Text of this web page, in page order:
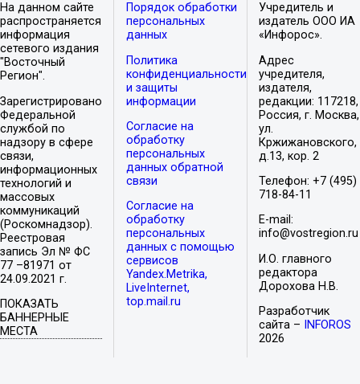
На данном сайте
распространяется
информация
сетевого издания
"Восточный
Регион".
Зарегистрировано
Федеральной
службой по
надзору в сфере
связи,
информационных
технологий и
массовых
коммуникаций
(Роскомнадзор).
Реестровая
запись Эл № ФС
77 –81971 от
24.09.2021 г.
ПОКАЗАТЬ
БАННЕРНЫЕ
МЕСТА
Порядок обработки
персональных
данных
Политика
конфиденциальности
и защиты
информации
Согласие на
обработку
персональных
данных обратной
связи
Согласие на
обработку
персональных
данных с помощью
сервисов
Yandex.Metrika,
LiveInternet,
top.mail.ru
Учредитель и
издатель ООО ИА
«Инфорос».
Адрес
учредителя,
издателя,
редакции: 117218,
Россия, г. Москва,
ул.
Кржижановского,
д.13, кор. 2
Телефон: +7 (495)
718-84-11
E-mail:
info@vostregion.ru
И.О. главного
редактора
Дорохова Н.В.
Разработчик
сайта –
INFOROS
2026